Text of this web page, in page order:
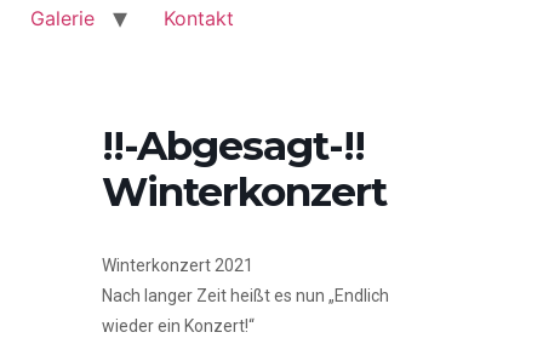
Galerie
Kontakt
!!-Abgesagt-!!
Winterkonzert
Winterkonzert 2021
Nach langer Zeit heißt es nun „Endlich
wieder ein Konzert!“